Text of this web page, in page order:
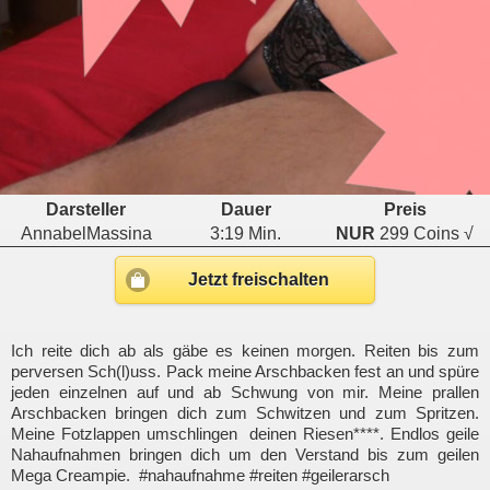
Darsteller Dauer
Preis
AnnabelMassina
3:19 Min. NUR 299 Coins √
Jetzt freischalten
Ich reite dich ab als gäbe es keinen morgen. Reiten bis zum
perversen Sch(l)uss. Pack meine Arschbacken fest an und spüre
jeden einzelnen auf und ab Schwung von mir. Meine prallen
Arschbacken bringen dich zum Schwitzen und zum Spritzen.
Meine Fotzlappen umschlingen deinen Riesen****. Endlos geile
Nahaufnahmen bringen dich um den Verstand bis zum geilen
Mega Creampie. #nahaufnahme #reiten #geilerarsch